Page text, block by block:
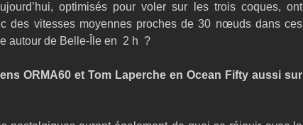
optimisés pour voler sur les trois coques, ont
des vitesses moyennes proches de 30 nœuds dans ces
autour de Belle-Île en  2 h  ?
ORMA60 et Tom Laperche en Ocean Fifty aussi sur